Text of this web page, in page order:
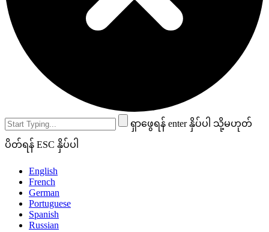
ရှာဖွေရန် enter နှိပ်ပါ သို့မဟုတ်
ပိတ်ရန် ESC နှိပ်ပါ
English
French
German
Portuguese
Spanish
Russian